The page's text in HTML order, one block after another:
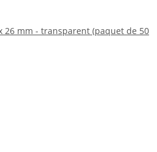
26 mm - transparent (paquet de 50